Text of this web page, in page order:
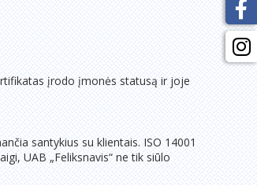
įrodo įmonės statusą ir joje
santykius su klientais. ISO 14001
UAB „Feliksnavis“ ne tik siūlo